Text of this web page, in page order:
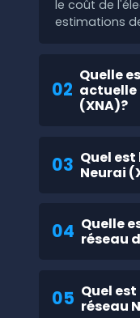
le coût de
estimations
02
Quelle
actuelle
(XNA)?
03 Quel
Neurai
04 Quelle
réseau
05 Quel
réseau